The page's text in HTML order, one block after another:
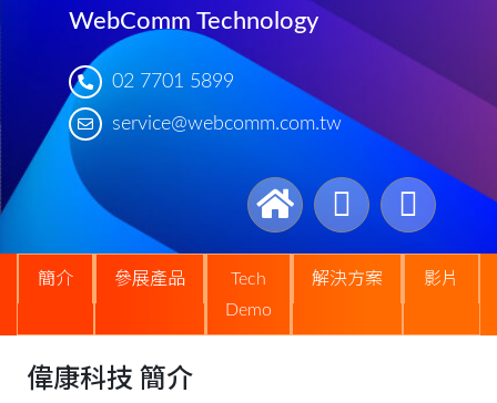
WebComm Technology
02 7701 5899
service@webcomm.com.tw
簡介 參展產品
Tech
Demo
解決方案 影片
偉康科技 簡介